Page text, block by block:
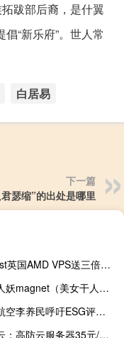
跋部后裔，是什翼
倡“新乐府”。世人常
白居易
下一篇
瑟缩”的出处是哪里
AllHost英国AMD VPS送三倍硬盘：1核1G/60GB NVMe/5TB流量/2Gbps/1个IPv4+v6/3.83英镑/月
人妖人妖magnet（美女干人妖magnet）
东方航空李养民呼吁ESG评价透明化：有企业在环境方面引发全球关注竟然还能成为优等生
亚洲云：高防云服务器35元/月起，亚洲云88折优惠，香港/美国/日本CN2 VPS线路22元/月起